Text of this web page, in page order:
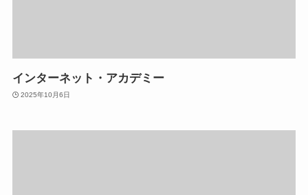
インターネット・アカデミー
2025年10月6日